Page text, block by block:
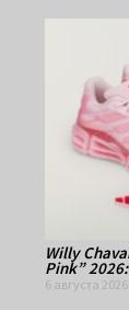
Willy
Pink”
6 августа 2026